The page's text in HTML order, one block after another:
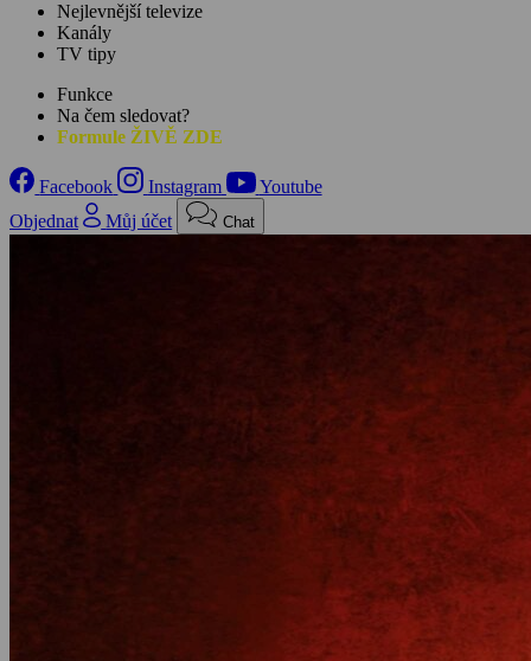
Nejlevnější televize
Kanály
TV tipy
Funkce
Na čem sledovat?
Formule ŽIVĚ ZDE
Facebook Instagram
Youtube
Objednat
Můj účet Chat